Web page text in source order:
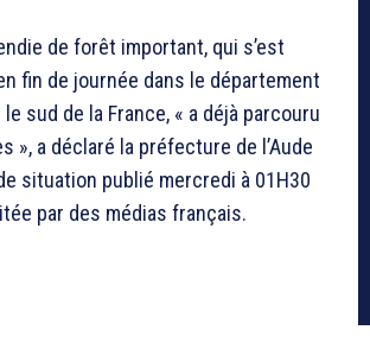
de forêt important, qui s’est
fin de journée dans le département
le sud de la France, « a déjà parcouru
», a déclaré la préfecture de l’Aude
situation publié mercredi à 01H30
par des médias français.